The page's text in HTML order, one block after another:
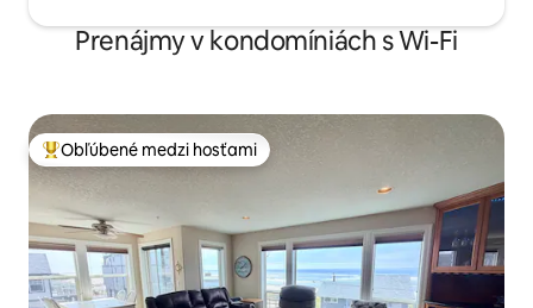
Prenájmy v kondomíniách s Wi-Fi
Najobľúbenejšie medzi hosťami
Obľúbené medzi hosťami